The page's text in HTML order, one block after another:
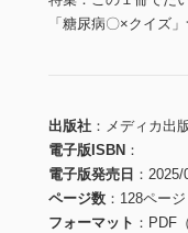
「糖尿病〇×クイズ」
出版社
メディカ出
電子版ISBN
電子版発売日
2025/
ページ数
128ページ
フォーマット
PDF